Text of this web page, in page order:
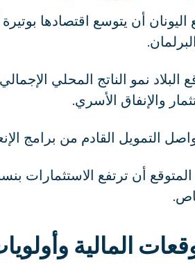
والإنفاق الأسري.
التمويل القادم من برامج
المالية